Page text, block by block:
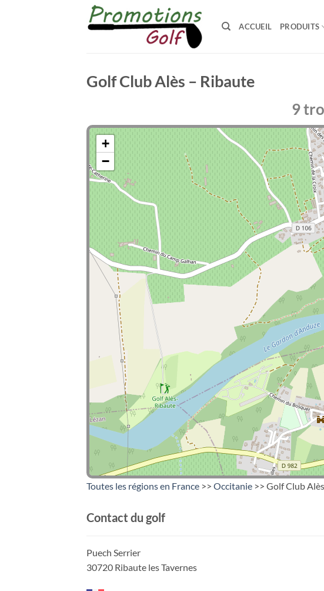
ACCUEIL PRODUITS
Golf Club Alès – Ribaute
9
+
−
Toutes les régions en France >> Occitanie >> Golf Club
Contact du golf
Puech Serrier
30720 Ribaute les Tavernes